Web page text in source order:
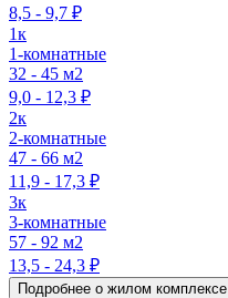
8,5 - 9,7 ₽
1к
1-комнатные
32 - 45 м2
9,0 - 12,3 ₽
2к
2-комнатные
47 - 66 м2
11,9 - 17,3 ₽
3к
3-комнатные
57 - 92 м2
13,5 - 24,3 ₽
Подробнее о жилом комплексе